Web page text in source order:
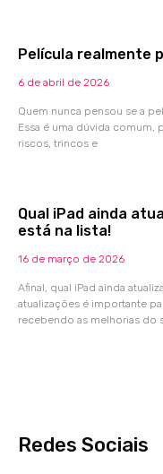
Película realmente
6 de abril de 2026
Quem nunca pensou se a
Essa é uma dúvida comum,
riscos, trincos e
Qual iPad ainda
está na lista!
16 de março de 2026
Afinal, qual iPad ainda
atualizações é importante
recebendo as melhorias do
Redes Sociais